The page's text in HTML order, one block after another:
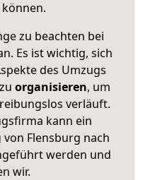
zu beachten bei
Es ist wichtig, sich
des Umzugs
organisieren, um
verläuft.
kann ein
Flensburg nach
werden und
wir.